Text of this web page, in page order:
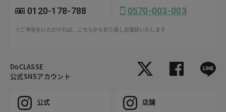
0120-178-788 0570-003-003
※ご申告をいただければ、こちらから折り返しお電話いたします
DoCLASSE
公式SNSアカウント
公式 店舗